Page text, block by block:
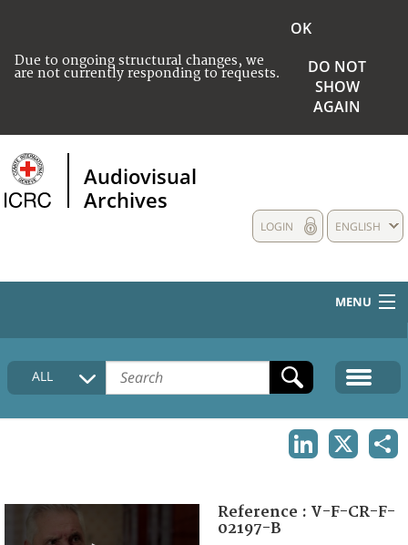
Due to ongoing structural changes, we
are not currently responding to requests.
OK
DO NOT
SHOW
AGAIN
Audiovisual
Archives
ENGLISH
LOGIN
MENU
HOME
COLLECTIONS DESCRIPTION
ALL
Reference : V-F-CR-F-
02197-B